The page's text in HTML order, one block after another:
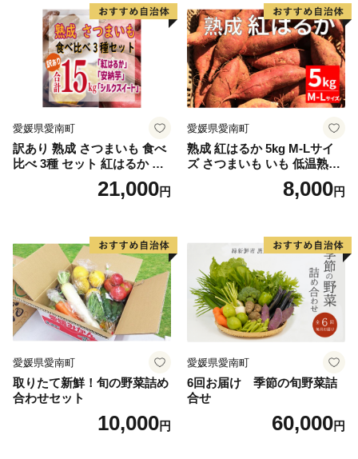
野菜
愛媛県愛南町
訳あり 熟成 さつまいも 食べ
比べ 3種 セット 紅はるか 安
納芋 シルクスイート 合計 15
kg サイズ混合 サツマイモ 焼
芋 ほしいも スイートポテト
いも天 サイズミックス 甘い
ねっとり 生芋 新芋 あんのう
いも 甘藷 べにはるか スイー
ツ 国産 糖度 産地直送 農家直
送 数量限定 21000円 愛媛 愛
南 ミッチーのおみかん畑
21,000円
愛媛県愛南町
熟成 紅はるか 5kg M-Lサイ
ズ さつまいも いも 低温熟成
完全熟成収穫 甘い 糖度 焼き
芋 やきいも スイートポテト
8,000円
愛媛県愛南町
取りたて新鮮！旬の野菜詰め
合わせセット
10,000円
愛媛県愛南町
6回お届け 季節の旬野菜詰
合せ
60,000円